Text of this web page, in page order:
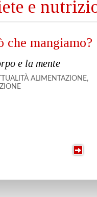
e
che mangiamo?
e la mente
ALIMENTAZIONE,